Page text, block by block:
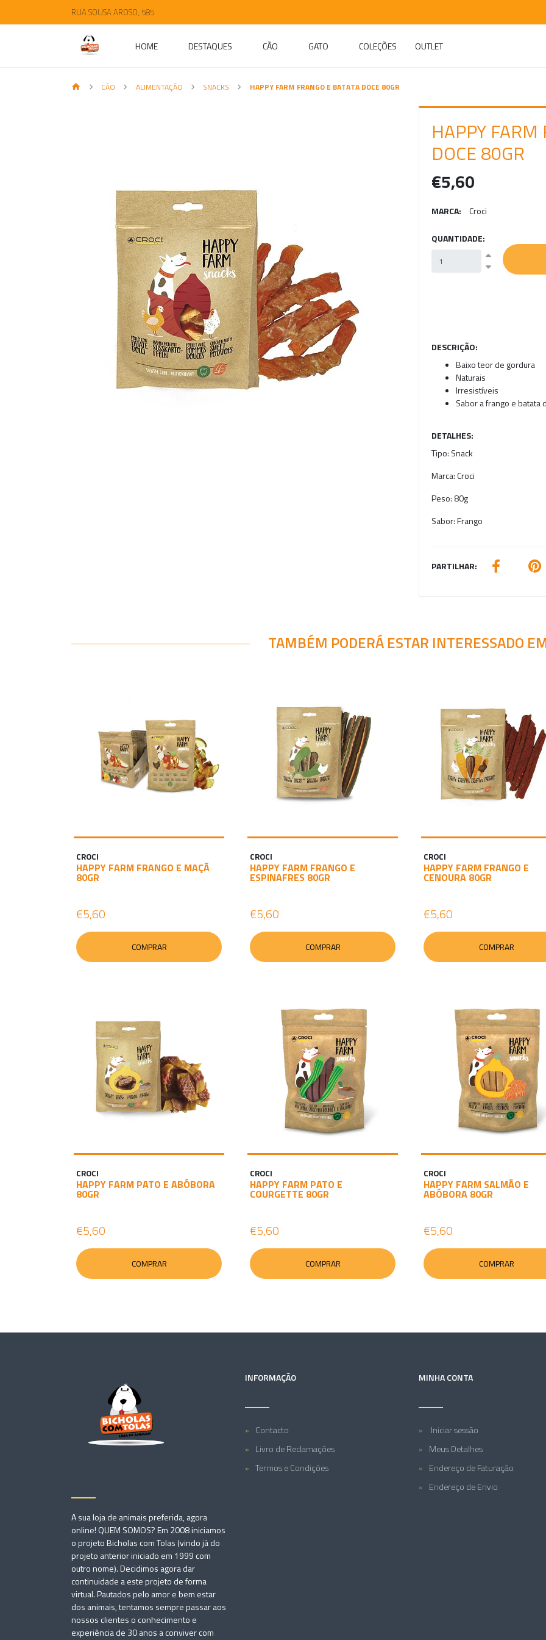
RUA SOUSA AROSO, 585
HOME DESTAQUES CÃO GATO COLEÇÕES OUTLET
CÃO ALIMENTAÇÃO SNACKS HAPPY FARM FRANGO E BATATA DOCE 80GR
HAPPY FARM
DOCE 80GR
€5,60
MARCA: Croci
QUANTIDADE:
DESCRIÇÃO:
Baixo teor de gordura
Naturais
Irresistíveis
Sabor a frango e batata
DETALHES:
Tipo: Snack
Marca:Croci
Peso: 80g
Sabor:Frango
PARTILHAR:
TAMBÉM PODERÁ ESTAR INTERESSADO
CROCI
HAPPY FARM FRANGO E MAÇÃ
80GR
€5,60
COMPRAR
CROCI
HAPPY FARM FRANGO E
ESPINAFRES 80GR
€5,60
COMPRAR
CROCI
HAPPY FARM FRANGO E
CENOURA 80GR
€5,60
COMPRAR
CROCI
HAPPY FARM PATO E ABÓBORA
80GR
€5,60
COMPRAR
CROCI
HAPPY FARM PATO E
COURGETTE 80GR
€5,60
COMPRAR
CROCI
HAPPY FARM SALMÃO E
ABÓBORA 80GR
€5,60
COMPRAR
A sua loja de animais preferida, agora
online! QUEM SOMOS? Em 2008 iniciamos
o projeto Bicholas com Tolas (vindo já do
projeto anterior iniciado em 1999 com
outro nome). Decidimos agora dar
continuidade a este projeto de forma
virtual. Pautados pelo amor e bem estar
dos animais, tentamos sempre passar aos
nossos clientes o conhecimento e
experiência de 30 anos a conviver com
INFORMAÇÃO
Contacto
Livro de Reclamações
Termos e Condições
MINHA CONTA
Iniciar sessão
Meus Detalhes
Endereço de Faturação
Endereço de Envio